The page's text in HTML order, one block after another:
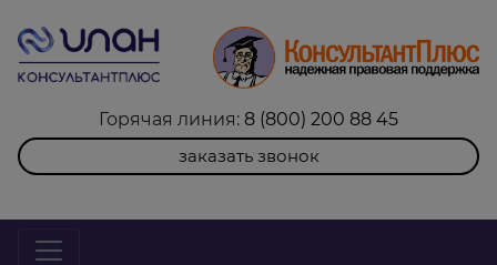
Горячая линия: 8 (800) 200 88 45
заказать звонок